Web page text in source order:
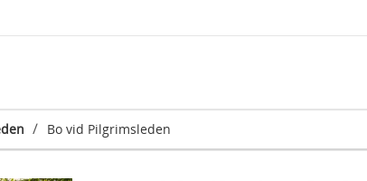
/ Bo vid Pilgrimsleden